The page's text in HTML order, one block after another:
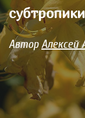
АвторАлексей